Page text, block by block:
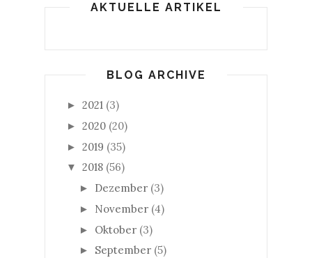
AKTUELLE ARTIKEL
BLOG ARCHIVE
► 2021 (3)
► 2020 (20)
► 2019 (35)
▼ 2018 (56)
► Dezember (3)
► November (4)
► Oktober (3)
► September (5)